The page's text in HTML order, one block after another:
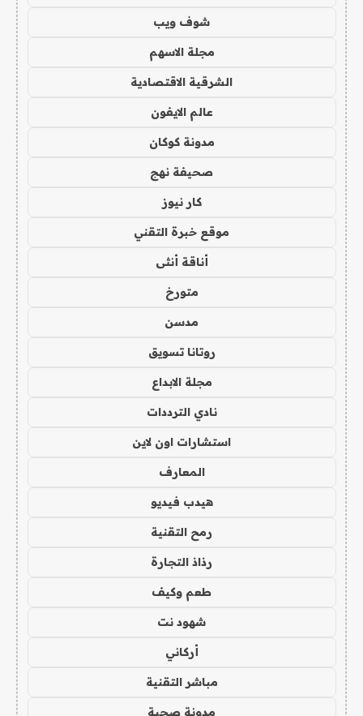
شوف ويب
مجلة الاسهم
الشرقية الاقتصادية
عالم الايفون
مدونة كوكان
صحيفة نهج
كار نيوز
موقع خبرة التقني
أناقة أنثى
متورخ
مدسن
روتانا تسويق
مجلة الابداع
نادي الترددات
استشارات اون لاين
المعارف
هيدب فيديو
رمح التقنية
رذاذ التجارة
طعم وكيف
شهود نت
أركاني
مباشر التقنية
مدونة صحبة